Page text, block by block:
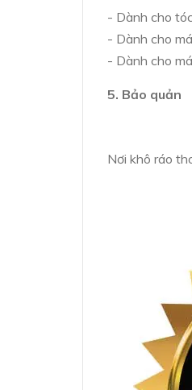
- Dành cho
- Dành cho
- Dành cho
5. Bảo quản
Nơi khô ráo